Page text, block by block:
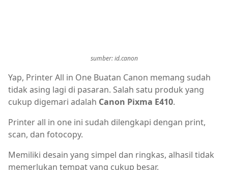
sumber: id.canon
Yap, Printer All in One Buatan Canon memang sudah
tidak asing lagi di pasaran. Salah satu produk yang
cukup digemari adalah Canon Pixma E410.
Printer all in one ini sudah dilengkapi dengan print,
scan, dan fotocopy.
Memiliki desain yang simpel dan ringkas, alhasil tidak
memerlukan tempat yang cukup besar.